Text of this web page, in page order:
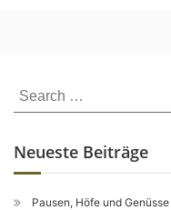
Search
for:
Neueste Beiträge
Pausen, Höfe und